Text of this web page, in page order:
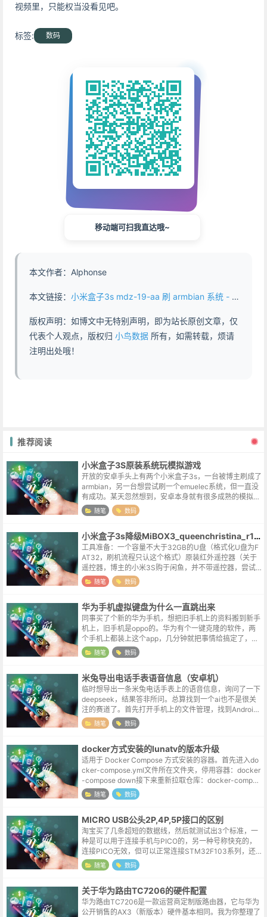
视频里，只能权当没看见吧。
标签: 数码
移动端可扫我直达哦~
本文作者：Alphonse
本文链接： 小米盒子3s mdz-19-aa 刷 armbian 系统 - https://www.abddb.com/Flash_Xiaomi_Box_3S_with_Armbian_OS.html
版权声明：如博文中无特别声明，即为站长原创文章，仅
代表个人观点，版权归 小鸟数据 所有，如需转载，烦请
注明出处哦！
推荐阅读
小米盒子3S原装系统玩模拟游戏
开放的安卓手头上有两个小米盒子3s，一台被博主刷成了
armbian，另一台想尝试刷一个emuelec系统，但一直没
有成功。某天忽然想到，安卓本身就有很多成熟的模拟器
的app，曲线救国一下也未尝不可。因为小米电视盒子的
界面比较花里胡哨，...
随笔 数码
小米盒子3s降级MiBOX3_queenchristina_r145
工具准备：一个容量不大于32GB的U盘（格式化U盘为F
AT32，刷机流程只认这个格式）原装红外遥控器（关于
遥控器，博主的小米3S购于闲鱼，并不带遥控器，尝试
用的自有的3C的遥控，并且成功刷机）刷机流程：格式
化U盘为FAT32格式，拷贝...
随笔 数码
华为手机虚拟键盘为什么一直跳出来
同事买了个新的华为手机，想把旧手机上的资料搬到新手
机上，旧手机是oppo的。华为有个一键克隆的软件，两
个手机上都装上这个app，几分钟就把事情给搞定了，检
查了一下图库、通讯录，资料都在，本来以为就这么完事
了，结果突然界面一转，跳出来一...
随笔 数码
米兔导出电话手表语音信息（安卓机）
临时想导出一条米兔电话手表上的语音信息，询问了一下
deepseek，结果答非所问。总算找到一个ai也不是很关
注的赛道了。首先打开手机上的文件管理，找到Android
文件夹，进入data子文件，进入com.imibaby.client子...
随笔 数码
docker方式安装的lunatv的版本升级
适用于 Docker Compose 方式安装的容器。首先进入do
cker-compose.yml文件所在文件夹，停用容器：docker
-compose down接下来重新拉取仓库：docker-compos
e pull耐心等待下载完...
随笔 数码
MICRO USB公头2P,4P,5P接口的区别
淘宝买了几条超短的数据线，然后就测试出3个标准，一
种是可以用于连接手机与PICO的，另一种号称快充的，
连接PICO无效，但可以正常连接STM32F103系列，还
有一种就更LOW一些，只能供电，无法提供数据传输功
能。拆解了一条仅能充电的...
随笔 数码
关于华为路由TC7206的硬件配置
华为路由TC7206是一款运营商定制版路由器，它与华为
公开销售的AX3（新版本）硬件基本相同。我为你整理了